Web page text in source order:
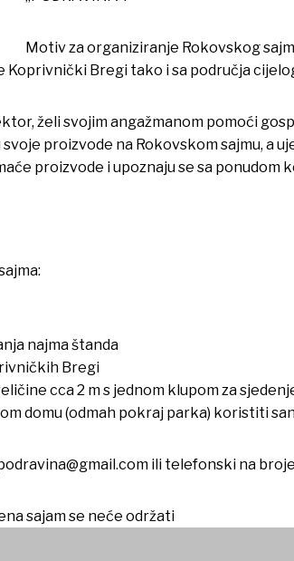
Motiv za organiziranje Rokovskog
Bregi tako i sa područja
želi svojim angažmanom pomoći
proizvode na Rokovskom sajmu, a
proizvode i upoznaju se sa ponudom
najma štanda
Bregi
cca 2 m s jednom klupom za
domu (odmah pokraj parka) koristiti
ili telefonski na
sajam se neće održati